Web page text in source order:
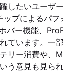
したいユーザ
プによるパフ
バー機能、
ています。一
リー消費や、
う意見も見られ